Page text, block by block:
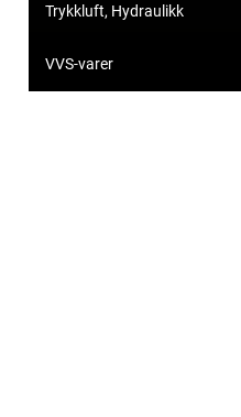
Trykkluft, Hydraulikk
VVS-varer